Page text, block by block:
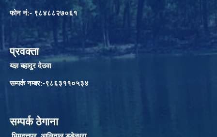
फोन नं:- ९८४८८२७०६१
प्रवक्ता
यज्ञ बहादुर देउवा
सम्पर्क नम्बर:-९८६३११०५३४
सम्पर्क ठेगाना